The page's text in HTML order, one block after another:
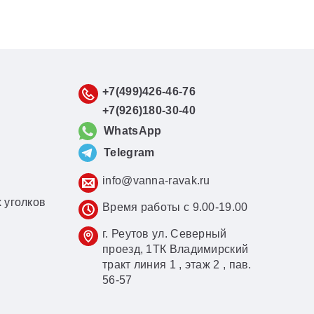
+7(499)426-46-76
+7(926)180-30-40
WhatsApp
Telegram
info@vanna-ravak.ru
Время работы с 9.00-19.00
г. Реутов ул. Северный
проезд, 1ТК Владимирский
тракт линия 1 , этаж 2 , пав.
56-57